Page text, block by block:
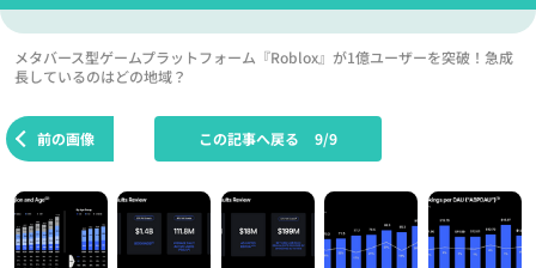
メタバース型ゲームプラットフォーム『Roblox』が1億ユーザーを突破！急成
長しているのはどの地域？
前の画像 この記事へ戻る 9/9